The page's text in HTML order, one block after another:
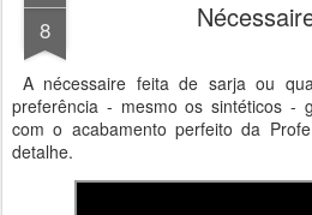
8
A nécessaire feita de sarja ou
preferência - mesmo os sintéticos -
com o acabamento perfeito da
detalhe.